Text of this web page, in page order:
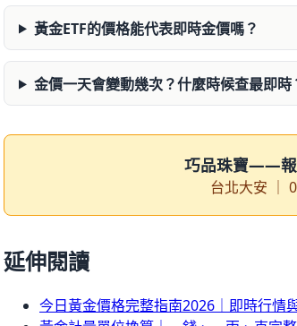
黃金ETF的價格能代表即時金價嗎？
金價一天會變動幾次？什麼時候查最即時
巧品珠寶——報
台北大安 ｜
延伸閱讀
今日黃金價格完整指南2026｜即時行情